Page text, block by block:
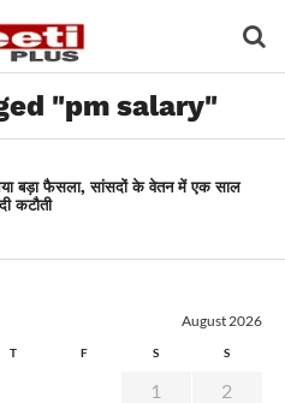
"pm salary"
बड़ा फैसला, सांसदों के वेतन में एक साल
कटौती
August 2026
T F S S
1
2